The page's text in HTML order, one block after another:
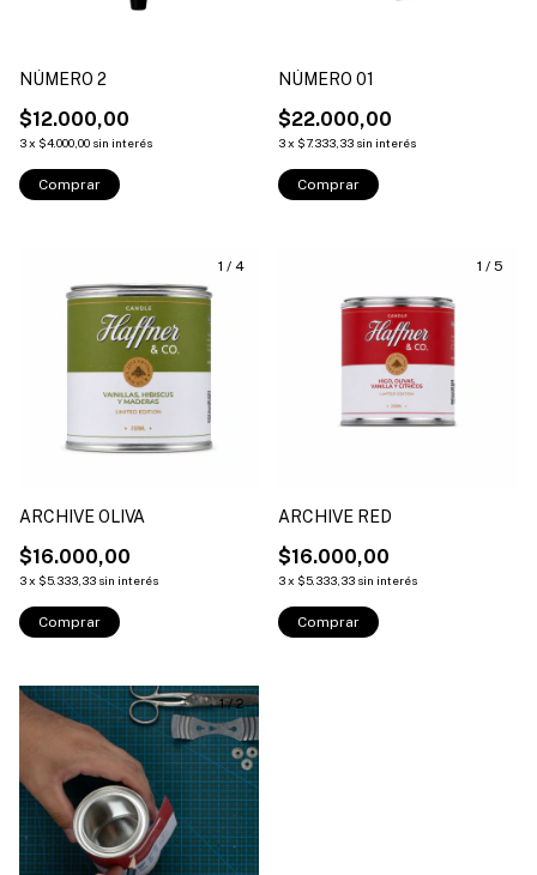
NÚMERO 2
$12.000,00
3x $4.000,00 sin interés
Comprar
NÚMERO 01
$22.000,00
3x $7.333,33 sin interés
Comprar
1 / 4
ARCHIVE OLIVA
$16.000,00
3x $5.333,33 sin interés
Comprar
1 / 5
ARCHIVE RED
$16.000,00
3x $5.333,33 sin interés
Comprar
1/2